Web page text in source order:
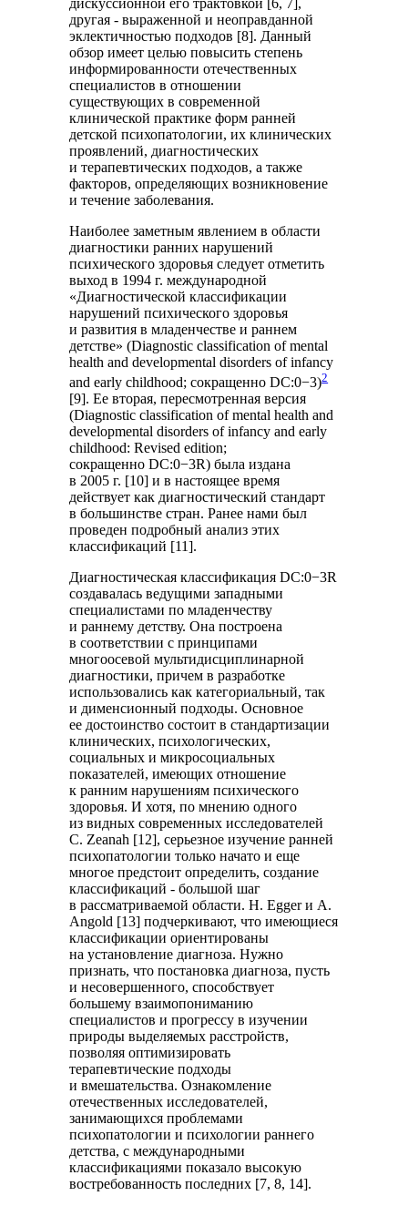
дискуссионной его трактовкой [6, 7],
другая - выраженной и неоправданной
эклектичностью подходов [8]. Данный
обзор имеет целью повысить степень
информированности отечественных
специалистов в отношении
существующих в современной
клинической практике форм ранней
детской психопатологии, их клинических
проявлений, диагностических
и терапевтических подходов, а также
факторов, определяющих возникновение
и течение заболевания.
Наиболее заметным явлением в области
диагностики ранних нарушений
психического здоровья следует отметить
выход в 1994 г. международной
«Диагностической классификации
нарушений психического здоровья
и развития в младенчестве и раннем
детстве» (Diagnostic classification of mental
health and developmental disorders of infancy
and early childhood; сокращенно DC:0−3)​2​᠎
[9]. Eе вторая, пересмотренная версия
(Diagnostic classification of mental health and
developmental disorders of infancy and early
childhood: Revised edition;
сокращенно DC:0−3R) была издана
в 2005 г. [10] и в настоящее время
действует как диагностический стандарт
в большинстве стран. Ранее нами был
проведен подробный анализ этих
классификаций [11].
Диагностическая классификация DC:0−3R
создавалась ведущими западными
специалистами по младенчеству
и раннему детству. Она построена
в соответствии с принципами
многоосевой мультидисциплинарной
диагностики, причем в разработке
использовались как категориальный, так
и дименсионный подходы. Основное
ее достоинство состоит в стандартизации
клинических, психологических,
социальных и микросоциальных
показателей, имеющих отношение
к ранним нарушениям психического
здоровья. И хотя, по мнению одного
из видных современных исследователей
C. Zeanah [12], серьезное изучение ранней
психопатологии только начато и еще
многое предстоит определить, создание
классификаций - большой шаг
в рассматриваемой области. H. Egger и A.
Angold [13] подчеркивают, что имеющиеся
классификации ориентированы
на установление диагноза. Нужно
признать, что постановка диагноза, пусть
и несовершенного, способствует
большему взаимопониманию
специалистов и прогрессу в изучении
природы выделяемых расстройств,
позволяя оптимизировать
терапевтические подходы
и вмешательства. Ознакомление
отечественных исследователей,
занимающихся проблемами
психопатологии и психологии раннего
детства, с международными
классификациями показало высокую
востребованность последних [7, 8, 14].